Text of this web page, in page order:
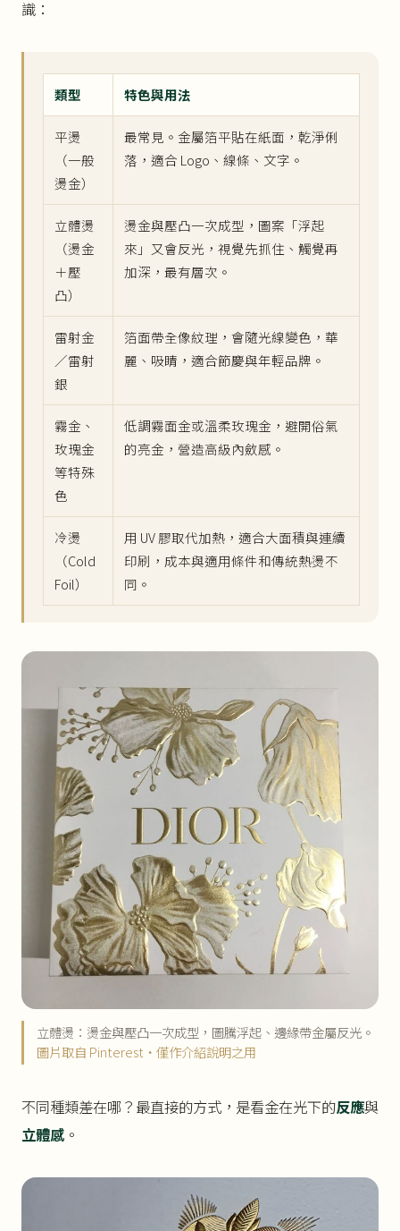
識：
類型 特色與用法
平燙
（一般
燙金）
最常見。金屬箔平貼在紙面，乾淨俐
落，適合 Logo、線條、文字。
立體燙
（燙金
＋壓
凸）
燙金與壓凸一次成型，圖案「浮起
來」又會反光，視覺先抓住、觸覺再
加深，最有層次。
雷射金
／雷射
銀
箔面帶全像紋理，會隨光線變色，華
麗、吸睛，適合節慶與年輕品牌。
霧金、
玫瑰金
等特殊
色
低調霧面金或溫柔玫瑰金，避開俗氣
的亮金，營造高級內斂感。
冷燙
（Cold
Foil）
用 UV 膠取代加熱，適合大面積與連續
印刷，成本與適用條件和傳統熱燙不
同。
立體燙：燙金與壓凸一次成型，圖騰浮起、邊緣帶金屬反光。
圖片取自 Pinterest・僅作介紹說明之用
不同種類差在哪？最直接的方式，是看金在光下的反應與
立體感 。